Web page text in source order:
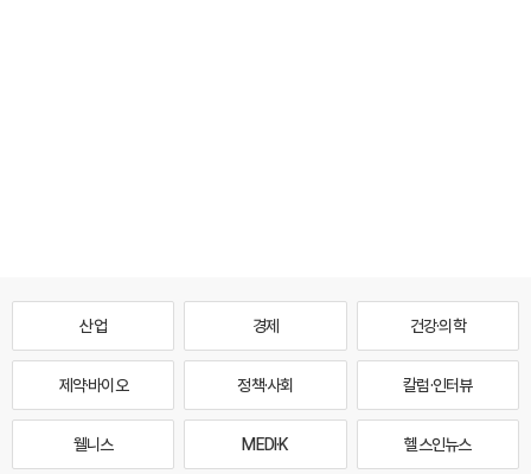
산업 경제 건강·의학
제약·바이오 정책·사회 칼럼·인터뷰
웰니스 MEDI·K 헬스인뉴스